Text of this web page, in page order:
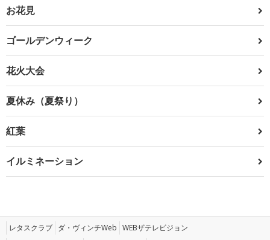
お花見
ゴールデンウィーク
花火大会
夏休み（夏祭り）
紅葉
イルミネーション
レタスクラブ ダ・ヴィンチWeb WEBザテレビジョン